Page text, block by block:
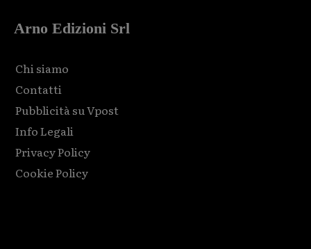
Arno Edizioni Srl
Chi siamo
Contatti
Pubblicità su Vpost
Info Legali
Privacy Policy
Cookie Policy